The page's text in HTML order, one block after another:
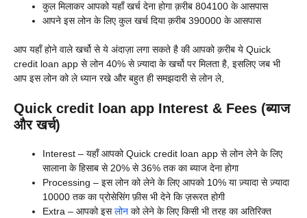
कुल मिलाकर आपको यहाँ खर्च देना होगा क़रीब 804100 के आसपास
आपने इस लोन के लिए कुल खर्च दिया क़रीब 390000 के आसपास
आप यहाँ होने वाले खर्चो से ये अंदाज़ा लगा सकते है की आपको क़रीब ये Quick
credit loan app से लोन 40% से ज़्यादा के खर्चो पर मिलता है, इसलिए जब भी
आप इस लोन को ले ध्यान रखे और बहुत ही समझदारी से लोन ले,
Quick credit loan app Interest & Fees (ब्याज
और खर्च)
Interest – यहाँ आपकोQuick credit loan app से लोन लेने के लिए
सालाना के हिसाब से 20% से 36% तक का ब्याज देना होगा
Processing – इस लोन को लेने के लिए आपको 10% या ज़्यादा से ज़्यादा
10000 तक का प्रोसेसिंग फ़ीस भी देने कि ज़रूरत होगी
Extra – आपको इसलोन को लेने के लिए किसी भी तरह का अतिरिक्त